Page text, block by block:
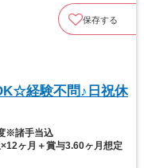
保存する
経験不問♪日祝休
※諸手当込
ヶ月＋賞与3.60ヶ月想定